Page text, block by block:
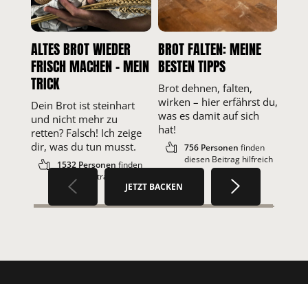
JETZT BACKEN
ALTES BROT WIEDER
FRISCH MACHEN – MEIN
TRICK
Dein Brot ist steinhart
und nicht mehr zu
retten? Falsch! Ich zeige
dir, was du tun musst.
1532 Personen finden
diesen Beitrag hilfreich
BROT FALTEN: MEINE
BESTEN TIPPS
Brot dehnen, falten,
wirken – hier erfährst du,
was es damit auf sich
hat!
756 Personen finden
diesen Beitrag hilfreich